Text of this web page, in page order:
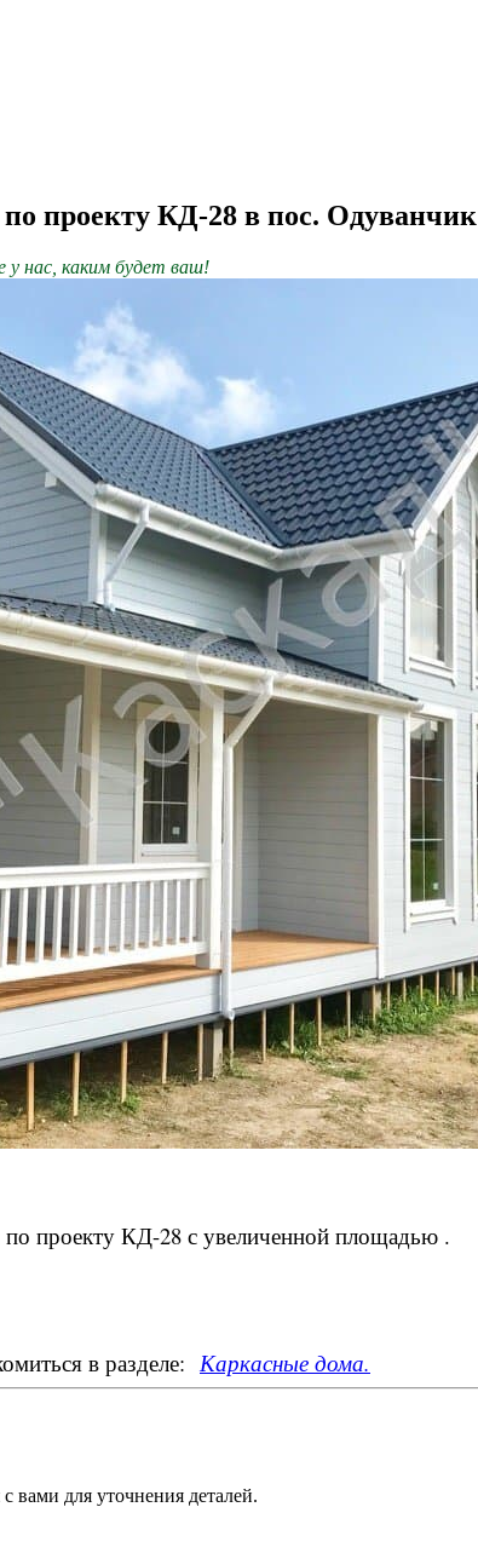
проекту КД-28 в пос. Одуванчик
у нас, каким будет ваш!
по проекту КД-28 с увеличенной площадью .
в разделе: Каркасные дома.
вами для уточнения деталей.